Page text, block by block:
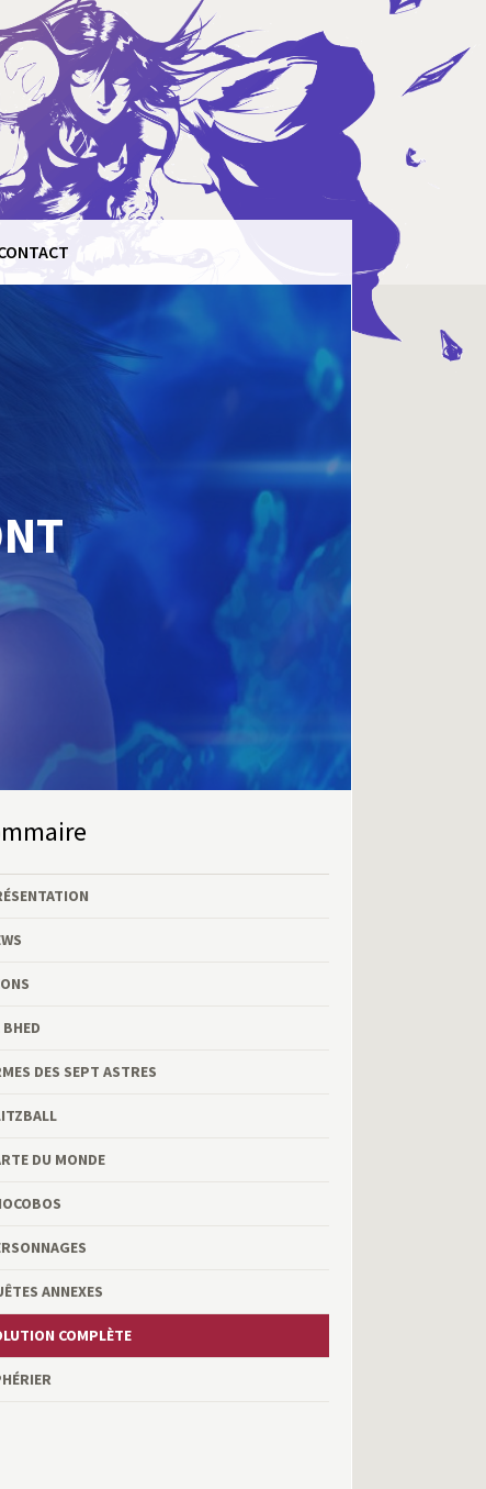
DES SEPT ASTRES
DU MONDE
ANNEXES
COMPLÈTE